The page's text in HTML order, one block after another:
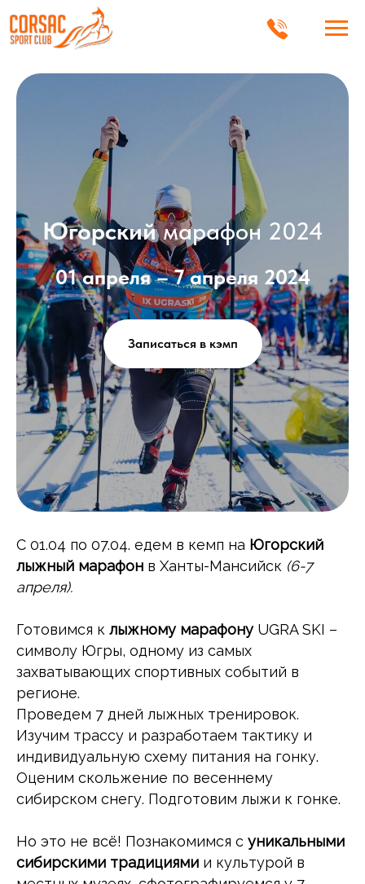
Югорский марафон 2024
01 апреля – 7 апреля 2024
Записаться в кэмп
С 01.04 по 07.04. едем в кемп на Югорский
лыжный марафон в Ханты-Мансийск (6-7
апреля).
Готовимся к лыжному марафонуUGRA SKI –
символу Югры, одному из самых
захватывающих спортивных событий в
регионе.
Проведем 7 дней лыжных тренировок.
Изучим трассу и разработаем тактику и
индивидуальную схему питания на гонку.
Оценим скольжение по весеннему
сибирском снегу. Подготовим лыжи к гонке.
Но это не всё! Познакомимся с уникальными
сибирскими традициями и культурой в